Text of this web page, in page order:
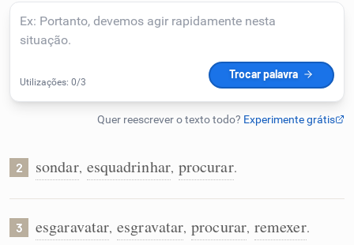
Corrigir Texto
Detector de IA
Humanizador de IA
2 sondar, esquadrinhar, procurar.
3 esgaravatar, esgravatar, procurar, remexer.